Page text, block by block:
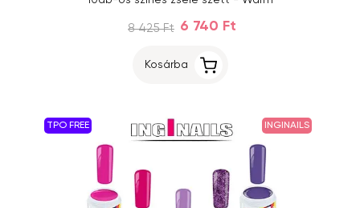
8 425 Ft 6 740 Ft
Kosárba
TPO FREE INGINAILS